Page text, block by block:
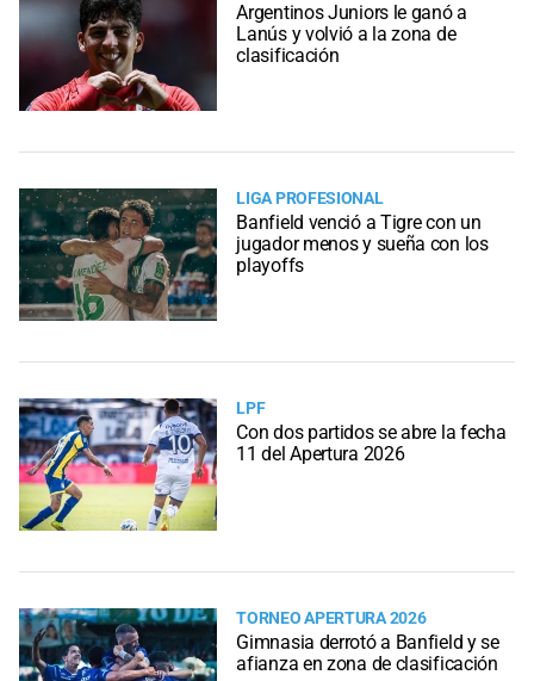
Argentinos Juniors le ganó a
Lanús y volvió a la zona de
clasificación
LIGA PROFESIONAL
Banfield venció a Tigre con un
jugador menos y sueña con los
playoffs
LPF
Con dos partidos se abre la fecha
11 del Apertura 2026
TORNEO APERTURA 2026
Gimnasia derrotó a Banfield y se
afianza en zona de clasificación